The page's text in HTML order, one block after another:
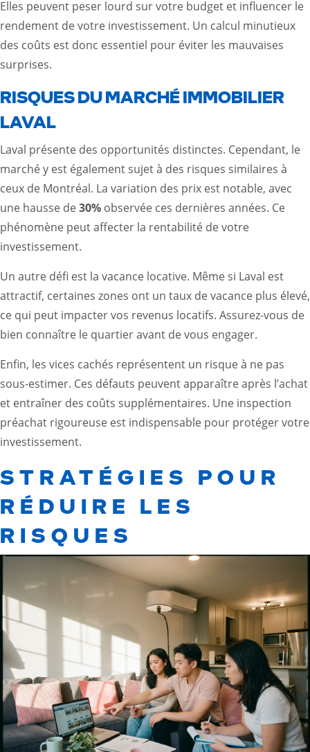
Elles peuvent peser lourd sur votre budget et influencer le
rendement de votre investissement. Un calcul minutieux
des coûts est donc essentiel pour éviter les mauvaises
surprises.
RISQUES DU MARCHÉ IMMOBILIER
LAVAL
Laval présente des opportunités distinctes. Cependant, le
marché y est également sujet à des risques similaires à
ceux de Montréal. La variation des prix est notable, avec
une hausse de30% observée ces dernières années. Ce
phénomène peut affecter la rentabilité de votre
investissement.
Un autre défi est la vacance locative. Même si Laval est
attractif, certaines zones ont un taux de vacance plus élevé,
ce qui peut impacter vos revenus locatifs. Assurez-vous de
bien connaître le quartier avant de vous engager.
Enfin, les vices cachés représentent un risque à ne pas
sous-estimer. Ces défauts peuvent apparaître après l’achat
et entraîner des coûts supplémentaires. Une inspection
préachat rigoureuse est indispensable pour protéger votre
investissement.
STRATÉGIES POUR
RÉDUIRE LES
RISQUES